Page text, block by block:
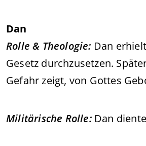
Dan
Rolle & Theologie: Dan
Gesetz durchzusetzen.
Gefahr zeigt, von Gottes
Militärische Rolle:Dan